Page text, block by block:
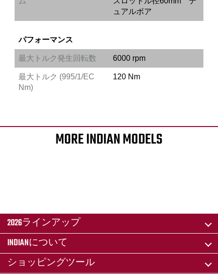
ュアルボア
パフォーマンス
最大トルク発生回転数 6000 rpm
最大トルク (995/1/EC
Nm)
120 Nm
MORE INDIAN MODELS
2026ラインアップ
INDIANについて
ショッピングツール